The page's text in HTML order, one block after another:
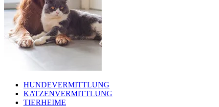
HUNDEVERMITTLUNG
KATZENVERMITTLUNG
TIERHEIME